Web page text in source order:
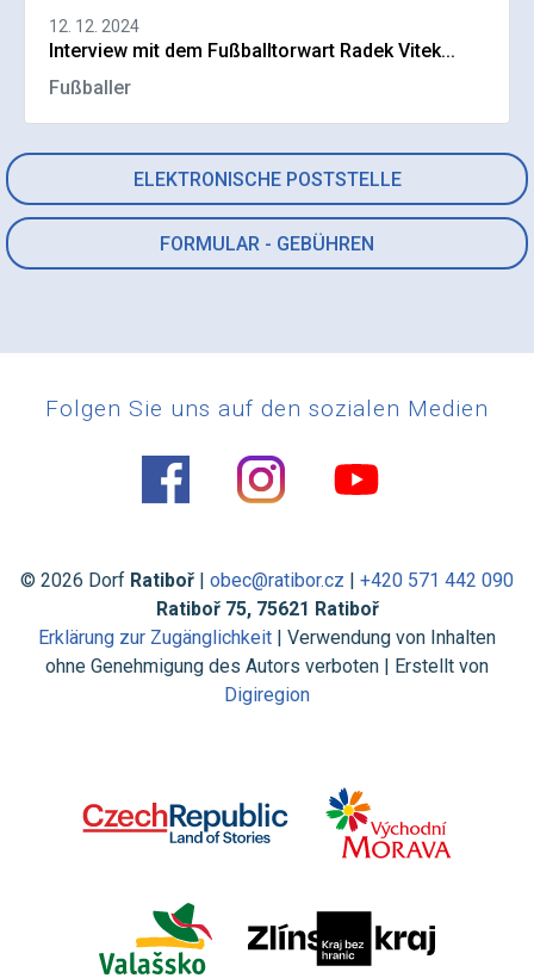
ELEKTRONISCHE POSTSTELLE
FORMULAR - GEBÜHREN
12. 12. 2024
Interview mit dem Fußballtorwart Radek Vitek...
Fußballer
Folgen Sie uns auf den sozialen Medien
© 2026 Dorf Ratiboř obec@ratibor.cz
+420 571 442 090
Ratiboř 75, 75621 Ratiboř
Erklärung zur Zugänglichkeit | Verwendung von Inhalten
ohne Genehmigung des Autors verboten | Erstellt von
Digiregion